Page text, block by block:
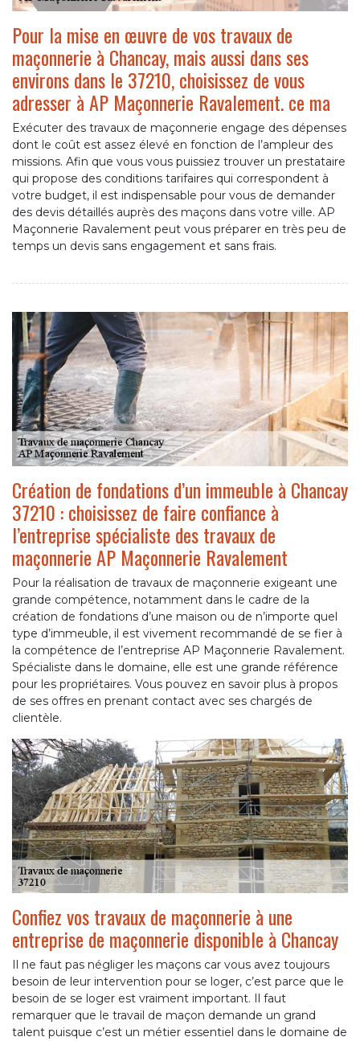
Pour la mise en œuvre de vos travaux de
maçonnerie à Chancay, mais aussi dans ses
environs dans le 37210, choisissez de vous
adresser à AP Maçonnerie Ravalement. ce ma
Exécuter des travaux de maçonnerie engage des dépenses
dont le coût est assez élevé en fonction de l’ampleur des
missions. Afin que vous vous puissiez trouver un prestataire
qui propose des conditions tarifaires qui correspondent à
votre budget, il est indispensable pour vous de demander
des devis détaillés auprès des maçons dans votre ville. AP
Maçonnerie Ravalement peut vous préparer en très peu de
temps un devis sans engagement et sans frais.
Création de fondations d’un immeuble à Chancay
37210 : choisissez de faire confiance à
l’entreprise spécialiste des travaux de
maçonnerie AP Maçonnerie Ravalement
Pour la réalisation de travaux de maçonnerie exigeant une
grande compétence, notamment dans le cadre de la
création de fondations d’une maison ou de n’importe quel
type d’immeuble, il est vivement recommandé de se fier à
la compétence de l’entreprise AP Maçonnerie Ravalement.
Spécialiste dans le domaine, elle est une grande référence
pour les propriétaires. Vous pouvez en savoir plus à propos
de ses offres en prenant contact avec ses chargés de
clientèle.
Confiez vos travaux de maçonnerie à une
entreprise de maçonnerie disponible à Chancay
Il ne faut pas négliger les maçons car vous avez toujours
besoin de leur intervention pour se loger, c’est parce que le
besoin de se loger est vraiment important. Il faut
remarquer que le travail de maçon demande un grand
talent puisque c’est un métier essentiel dans le domaine de